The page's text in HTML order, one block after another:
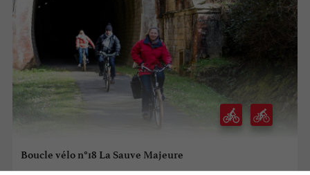
Boucle vélo n°18 La Sauve Majeure